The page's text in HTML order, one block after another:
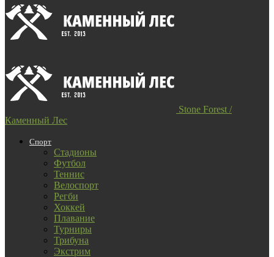
Stone Forest /
Каменный Лес
Спорт
Стадионы
Футбол
Теннис
Велоспорт
Регби
Хоккей
Плавание
Турниры
Трибуна
Экстрим